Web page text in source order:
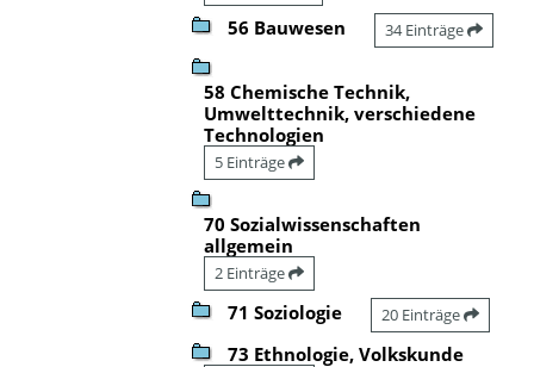
56 Bauwesen 34 Einträge
58 Chemische Technik,
Umwelttechnik, verschiedene
Technologien
5 Einträge
70 Sozialwissenschaften
allgemein
2 Einträge
71 Soziologie 20 Einträge
73 Ethnologie, Volkskunde